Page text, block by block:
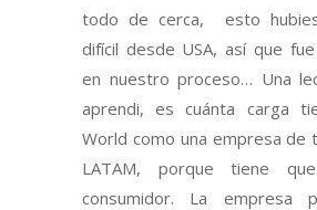
todo de cerca, esto
difícil desde USA, así que
en nuestro proceso… Una
aprendi, es cuánta carga
World como una empresa de
LATAM, porque tiene
consumidor. La empresa